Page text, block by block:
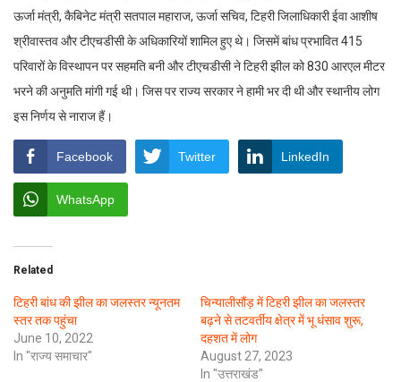
ऊर्जा मंत्री, कैबिनेट मंत्री सतपाल महाराज, ऊर्जा सचिव, टिहरी जिलाधिकारी ईवा आशीष
श्रीवास्तव और टीएचडीसी के अधिकारियों शामिल हुए थे। जिसमें बांध प्रभावित 415
परिवारों के विस्थापन पर सहमति बनी और टीएचडीसी ने टिहरी झील को 830 आरएल मीटर
भरने की अनुमति मांगी गई थी। जिस पर राज्य सरकार ने हामी भर दी थी और स्थानीय लोग
इस निर्णय से नाराज हैं।
Facebook Twitter LinkedIn
WhatsApp
Related
टिहरी बांध की झील का जलस्तर न्यूनतम
स्तर तक पहुंचा
June 10, 2022
In "राज्य समाचार"
चिन्यालीसौंड़ में टिहरी झील का जलस्तर
बढ़ने से तटवर्तीय क्षेत्र में भू धंसाव शुरू,
दहशत में लोग
August 27, 2023
In "उत्तराखंड"